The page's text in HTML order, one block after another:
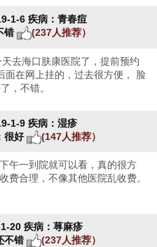
1-6 疾病：青春痘
错 (237人推荐）
去海口肤康医院了，提前预约
面在网上挂的，过去很方便， 脸
，不错。
1-9 疾病：湿疹
很好 (147人推荐）
午一到院就可以看，真的很方
费合理，不像其他医院乱收费。
20 疾病：荨麻疹
不错 (237人推荐）